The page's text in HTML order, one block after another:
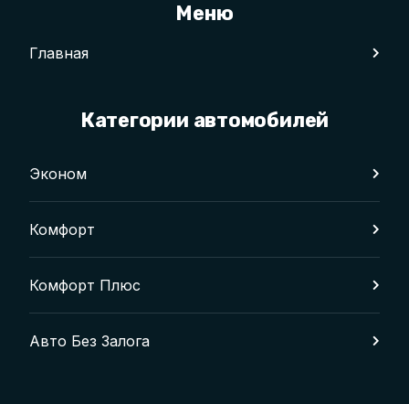
Меню
Главная
Категории автомобилей
Эконом
Комфорт
Комфорт Плюс
Авто Без Залога